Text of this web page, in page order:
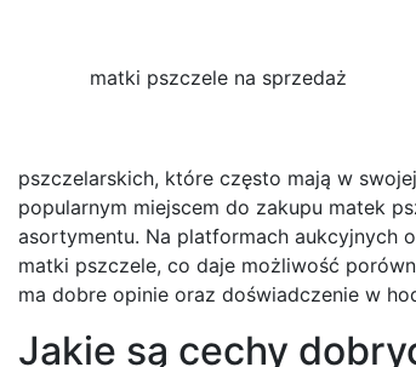
matki pszczele na sprzedaż
pszczelarskich, które często mają w
popularnym miejscem do zakupu matek
asortymentu. Na platformach aukcyjnych
matki pszczele, co daje możliwość
ma dobre opinie oraz doświadczenie w
Jakie są cechy